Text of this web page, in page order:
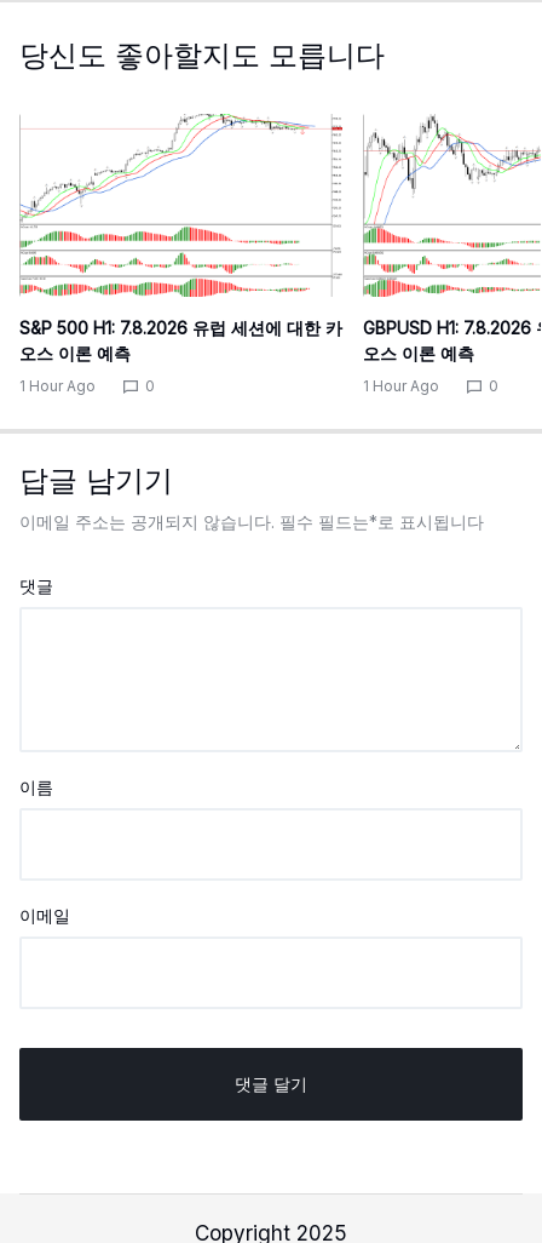
당신도 좋아할지도 모릅니다
S&P 500 H1: 7.8.2026 유럽 세션에 대한 카
오스 이론 예측
1 Hour Ago 0
GBPUSD H1: 7.8.2026
오스 이론 예측
1 Hour Ago 0
답글 남기기
이메일 주소는 공개되지 않습니다. 필수 필드는*로 표시됩니다
댓글
이름
이메일
Copyright 2025